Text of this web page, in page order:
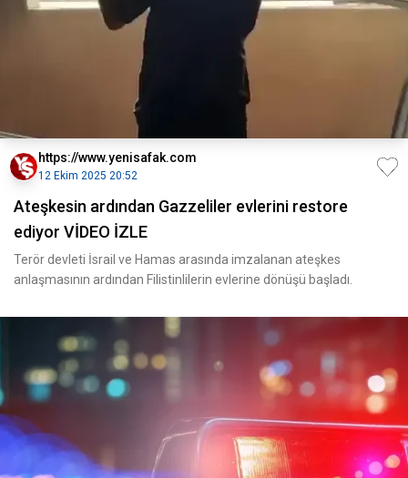
https://www.yenisafak.com
12 Ekim 2025 20:52
Ateşkesin ardından Gazzeliler evlerini restore
ediyor VİDEO İZLE
Terör devleti İsrail ve Hamas arasında imzalanan ateşkes
anlaşmasının ardından Filistinlilerin evlerine dönüşü başladı.